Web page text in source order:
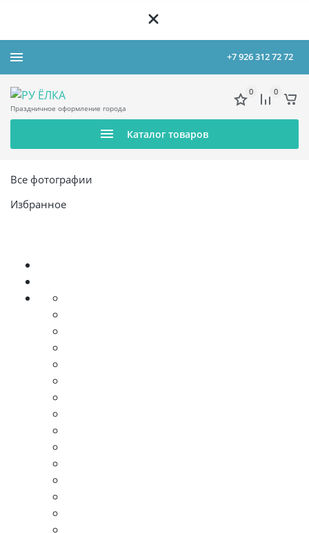
+7 926 312 72 72
Праздничное оформление города
Каталог товаров
0 0
Все фотографии
Избранное